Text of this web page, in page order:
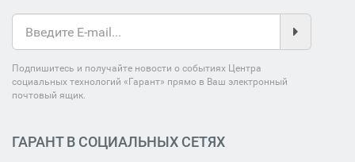
Подпишитесь и получайте новости о событиях Центра
социальных технологий «Гарант» прямо в Ваш электронный
почтовый ящик.
ГАРАНТ В СОЦИАЛЬНЫХ СЕТЯХ